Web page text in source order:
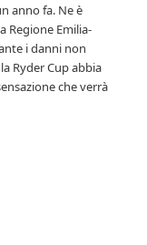
anno fa. Ne è
Regione Emilia-
i danni non
Ryder Cup abbia
che verrà